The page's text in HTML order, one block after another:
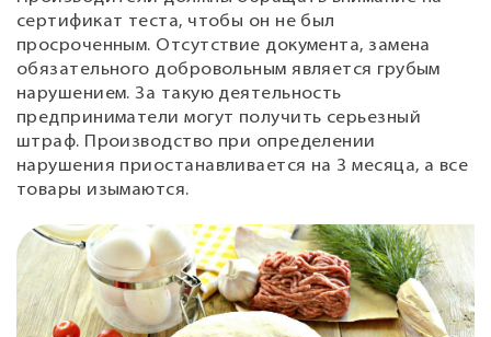
сертификат теста, чтобы он не был
просроченным. Отсутствие документа, замена
обязательного добровольным является грубым
нарушением. За такую деятельность
предприниматели могут получить серьезный
штраф. Производство при определении
нарушения приостанавливается на 3 месяца, а все
товары изымаются.